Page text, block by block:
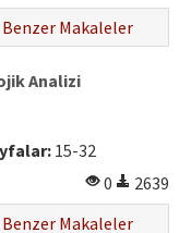
Benzer Makaleler
Analizi
15-32
0
2639
Benzer Makaleler